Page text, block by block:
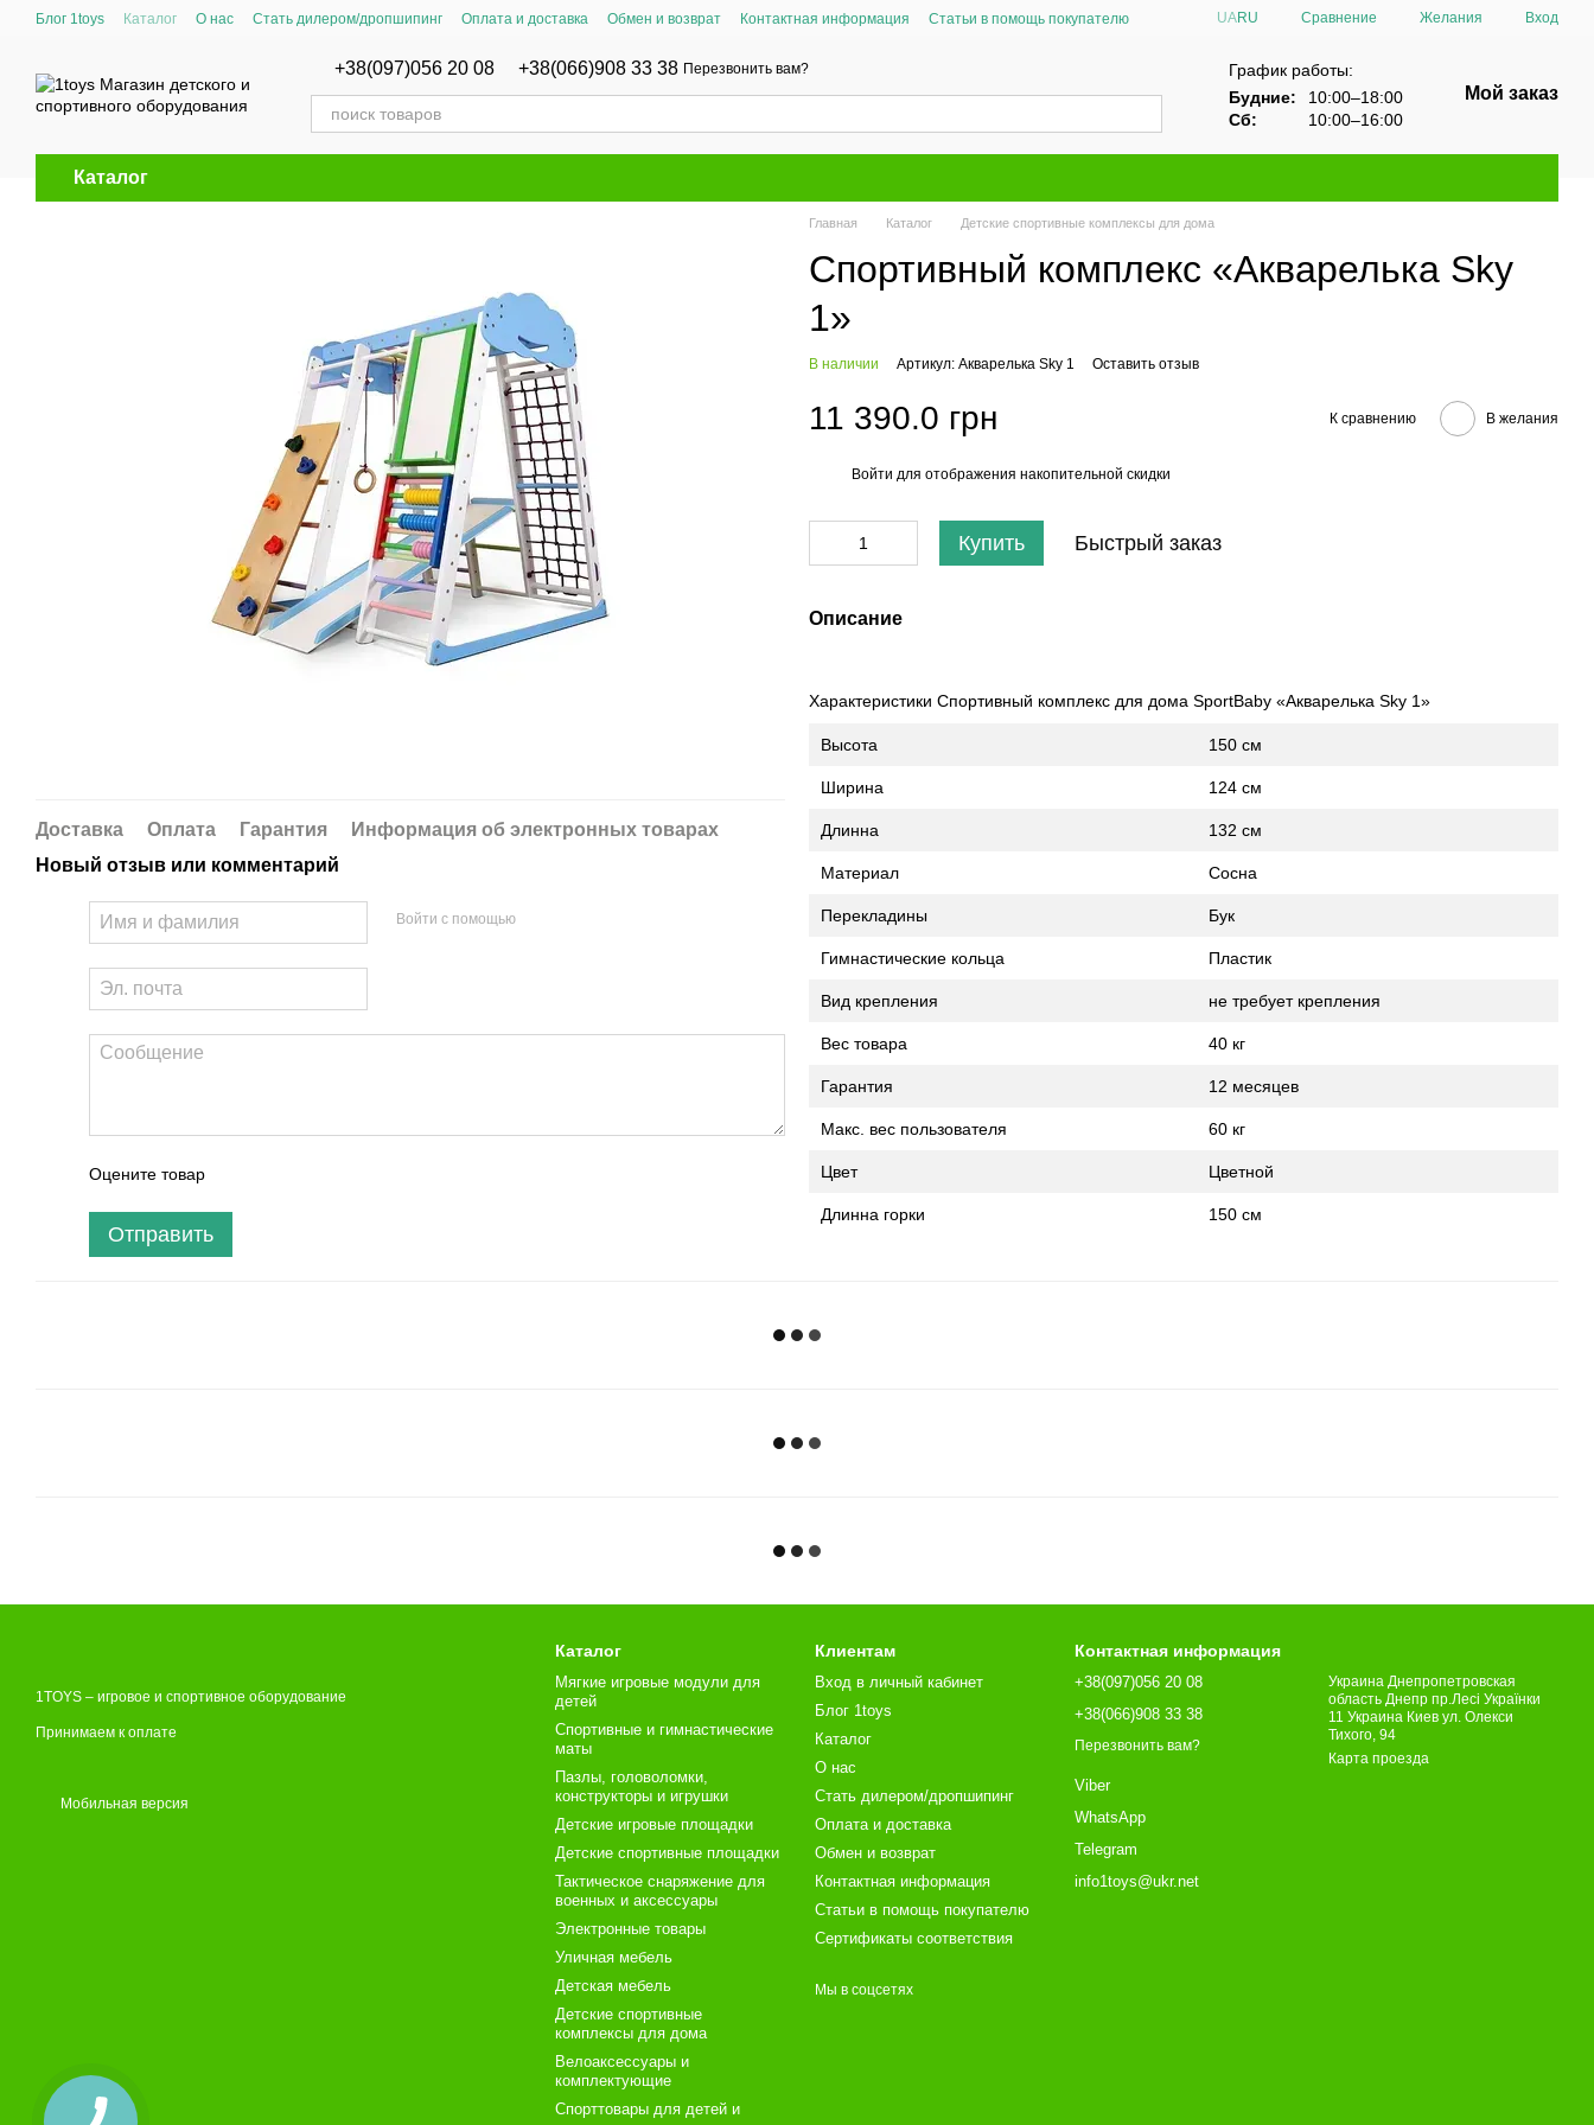
Перейти к основному контенту
Блог 1toys Каталог О нас Стать дилером/дропшипинг Оплата и доставка Обмен и возврат Контактная информация
Статьи в помощь покупателю
UARU Сравнение Желания Вход
+38(097)056 20 08 +38(066)908 33 38 Перезвонить вам?
График работы:
Будние:
10:00–18:00
Сб:
10:00–16:00
Мой заказ
Каталог
Доставка Оплата Гарантия
Информация об электронных товарах
Новый отзыв или комментарий
Войти с помощью
Оцените товар
Отправить
Главная Каталог Детские спортивные комплексы для дома
Спортивный комплекс «Акварелька Sky
1»
В наличии Артикул: Акварелька Sky 1 Оставить отзыв
11 390.0 грн К сравнению В желания
Войти для отображения накопительной скидки
Купить Быстрый заказ
Описание
Характеристики Спортивный комплекс для дома SportBaby «Акварелька Sky 1»
Высота 150 см
Ширина 124 см
Длинна 132 см
Материал Сосна
Перекладины Бук
Гимнастические кольца Пластик
Вид крепления не требует крепления
Вес товара 40 кг
Гарантия 12 месяцев
Макс. вес пользователя 60 кг
Цвет Цветной
Длинна горки 150 см
1TOYS – игровое и спортивное оборудование
Принимаем к оплате
Мобильная версия
Каталог
Мягкие игровые модули для
детей
Спортивные и гимнастические
маты
Пазлы, головоломки,
конструкторы и игрушки
Детские игровые площадки
Детские спортивные площадки
Тактическое снаряжение для
военных и аксессуары
Электронные товары
Уличная мебель
Детская мебель
Детские спортивные
комплексы для дома
Велоаксессуары и
комплектующие
Спорттовары для детей и
Клиентам
Вход в личный кабинет
Блог 1toys
Каталог
О нас
Стать дилером/дропшипинг
Оплата и доставка
Обмен и возврат
Контактная информация
Статьи в помощь покупателю
Сертификаты соответствия
Мы в соцсетях
Контактная информация
+38(097)056 20 08
+38(066)908 33 38
Перезвонить вам?
Viber
WhatsApp
Telegram
info1toys@ukr.net
Украина Днепропетровская
область Днепр пр.Лесі Українки
11 Украина Киев ул. Олекси
Тихого, 94
Карта проезда